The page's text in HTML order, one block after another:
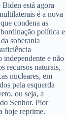
está agora
é a nova
condena as
política e
soberania
independente e não
recursos naturais,
nucleares, em
pela esquerda
ou seja, a
Senhor. Pior
hoje reprime.